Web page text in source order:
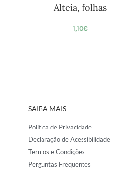
Alteia, folhas
1,10€
SAIBA MAIS
Política de Privacidade
Declaração de Acessibilidade
Termos e Condições
Perguntas Frequentes